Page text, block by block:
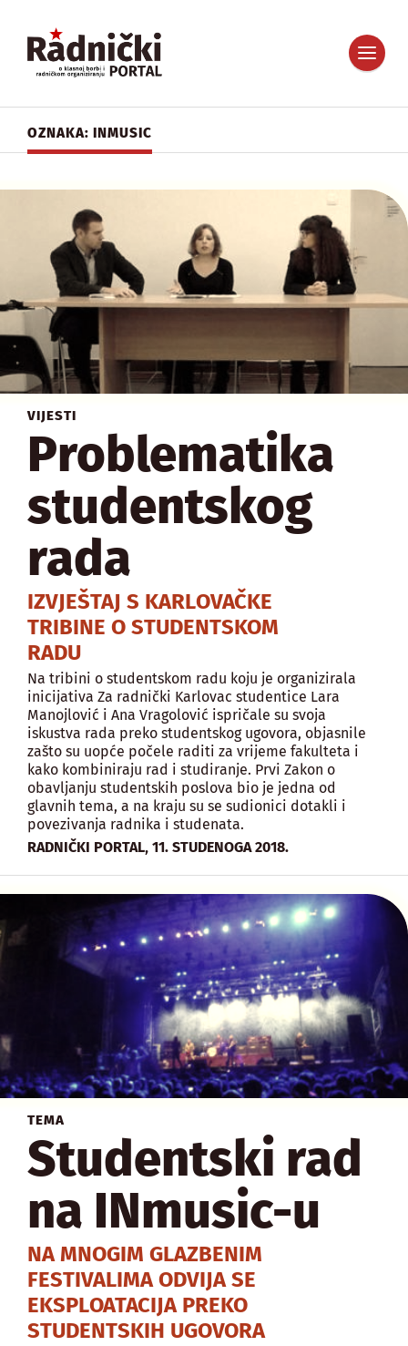
OZNAKA: INMUSIC
VIJESTI
Problematika
studentskog
rada
IZVJEŠTAJ S KARLOVAČKE
TRIBINE O STUDENTSKOM
RADU
Na tribini o studentskom radu koju je organizirala
inicijativa Za radnički Karlovac studentice Lara
Manojlović i Ana Vragolović ispričale su svoja
iskustva rada preko studentskog ugovora, objasnile
zašto su uopće počele raditi za vrijeme fakulteta i
kako kombiniraju rad i studiranje. Prvi Zakon o
obavljanju studentskih poslova bio je jedna od
glavnih tema, a na kraju su se sudionici dotakli i
povezivanja radnika i studenata.
RADNIČKI PORTAL, 11. STUDENOGA 2018.
TEMA
Studentski rad
na INmusic-u
NA MNOGIM GLAZBENIM
FESTIVALIMA ODVIJA SE
EKSPLOATACIJA PREKO
STUDENTSKIH UGOVORA